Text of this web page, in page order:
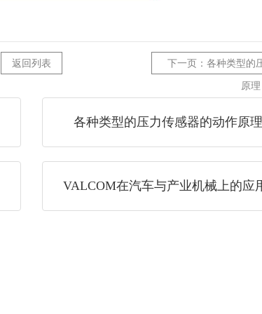
返回列表 下一页：各种类型的
原理
各种类型的压力传感器的动作原理
VALCOM在汽车与产业机械上的应